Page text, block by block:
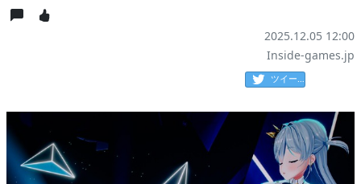
2025.12.05 12:00
Inside-games.jp
ツイート